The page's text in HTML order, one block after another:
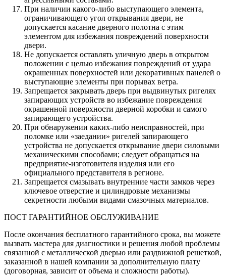
При наличии какого-либо выступающего элемента,
ограничивающего угол открывания двери, не
допускается касание дверного полотна с этим
элементом для избежания повреждений поверхности
двери.
Не допускается оставлять уличную дверь в открытом
положении с целью избежания повреждений от удара
окрашенных поверхностей или декоративных панелей о
выступающие элементы при порывах ветра.
Запрещается закрывать дверь при выдвинутых ригелях
запирающих устройств во избежание повреждения
окрашенной поверхности дверной коробки и самого
запирающего устройства.
При обнаружении каких-либо неисправностей, при
поломке или «заедании» ригелей запирающего
устройства не допускается открывание двери силовыми
механическими способами; следует обращаться на
предприятие-изготовителя изделия или его
официального представителя в регионе.
Запрещается смазывать внутренние части замков через
ключевое отверстие и цилиндровые механизмы
секретности любыми видами смазочных материалов.
ПОСТ ГАРАНТИЙНОЕ ОБСЛУЖИВАНИЕ
После окончания бесплатного гарантийного срока, вы можете
вызвать мастера для диагностики и решения любой проблемы
связанной с металлической дверью или раздвижной решеткой,
заказанной в нашей компании за дополнительную плату
(договорная, зависит от объема и сложности работы).